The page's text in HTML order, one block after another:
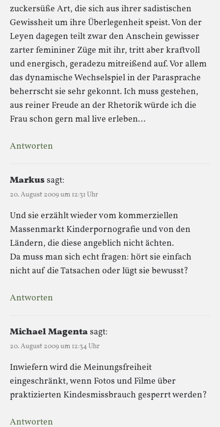
zuckersüße Art, die sich aus ihrer sadistischen
Gewissheit um ihre Überlegenheit speist. Von der
Leyen dagegen teilt zwar den Anschein gewisser
zarter femininer Züge mit ihr, tritt aber kraftvoll
und energisch, geradezu mitreißend auf. Vor allem
das dynamische Wechselspiel in der Parasprache
beherrscht sie sehr gekonnt. Ich muss gestehen,
aus reiner Freude an der Rhetorik würde ich die
Frau schon gern mal live erleben…
Antworten
Markussagt:
20. August 2009 um 12:31 Uhr
Und sie erzählt wieder vom kommerziellen
Massenmarkt Kinderpornografie und von den
Ländern, die diese angeblich nicht ächten.
Da muss man sich echt fragen: hört sie einfach
nicht auf die Tatsachen oder lügt sie bewusst?
Antworten
Michael Magentasagt:
20. August 2009 um 12:34 Uhr
Inwiefern wird die Meinungsfreiheit
eingeschränkt, wenn Fotos und Filme über
praktizierten Kindesmissbrauch gesperrt werden?
Antworten